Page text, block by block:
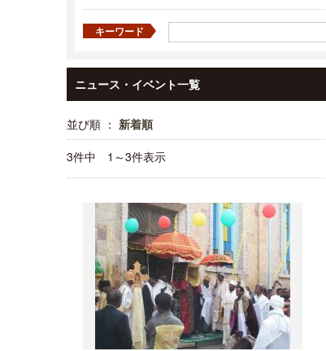
キーワード
ニュース・イベント一覧
並び順 ： 新着順
3件中 1～3件表示